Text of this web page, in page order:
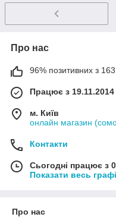
Про нас
96% позитивних з 163
Працює з 19.11.2014
м. Київ
онлайн магазин
Контакти
Сьогодні працює з
Показати весь
Про нас